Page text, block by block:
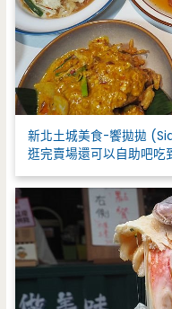
新北土城美食-饗拋拋
逛完賣場還可以自助吧吃